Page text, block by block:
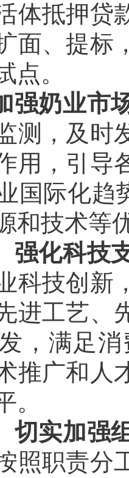
体抵押贷
面、提标
点。
强奶业市
测，及时
用，引导
国际化趋
和技术等
强化科技
科技创新
进工艺、
，满足
推广和人
。
切实加强
照职责分